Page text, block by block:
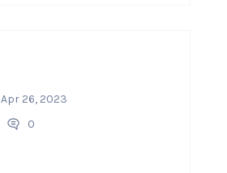
Apr 26, 2023
0